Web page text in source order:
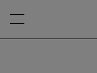
Open Menu